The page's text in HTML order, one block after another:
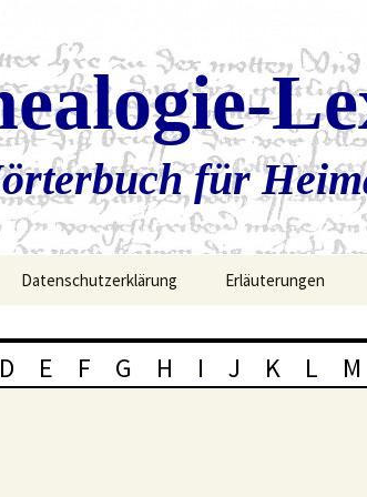
für
Datenschutzerklärung Erläuterungen
D E F G H I J K L M